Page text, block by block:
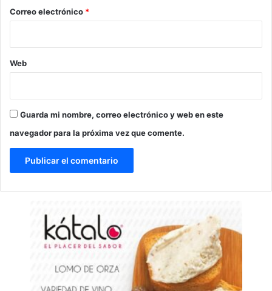
*
Correo electrónico *
Web
Guarda mi nombre, correo electrónico y web en este
navegador para la próxima vez que comente.